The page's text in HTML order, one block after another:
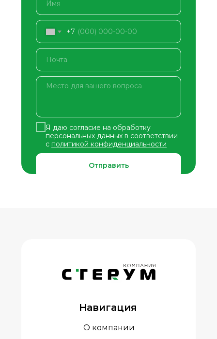
+7
Я даю согласие на обработку
персональных данных в соответствии
с политикой конфиденциальности
Отправить
О компании
Навигация